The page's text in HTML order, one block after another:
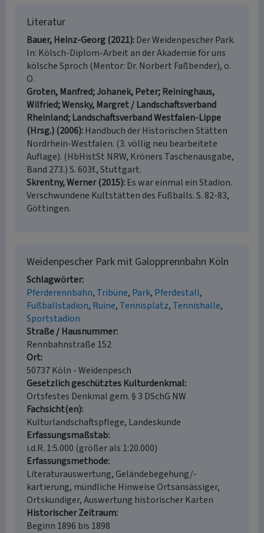
Literatur
Bauer, Heinz-Georg (2021) Der Weidenpescher Park.
In: Kölsch-Diplom-Arbeit an der Akademie för uns
kölsche Sproch (Mentor: Dr. Norbert Faßbender), o.
O.
Groten, Manfred; Johanek, Peter; Reininghaus,
Wilfried; Wensky, Margret / Landschaftsverband
Rheinland; Landschaftsverband Westfalen-Lippe
(Hrsg.) (2006) Handbuch der Historischen Stätten
Nordrhein-Westfalen. (3. völlig neu bearbeitete
Auflage). (HbHistSt NRW, Kröners Taschenausgabe,
Band 273.) S. 603f., Stuttgart.
Skrentny, Werner (2015) Es war einmal ein Stadion.
Verschwundene Kultstätten des Fußballs. S. 82-83,
Göttingen.
Weidenpescher Park mit Galopprennbahn Köln
Schlagwörter
Pferderennbahn Tribüne Park Pferdestall
Fußballstadion Ruine Tennisplatz Tennishalle
Sportstadion
Straße / Hausnummer
Rennbahnstraße 152
Ort
50737 Köln - Weidenpesch
Gesetzlich geschütztes Kulturdenkmal
Ortsfestes Denkmal gem. § 3 DSchG NW
Fachsicht(en)
Kulturlandschaftspflege, Landeskunde
Erfassungsmaßstab
i.d.R. 1:5.000 (größer als 1:20.000)
Erfassungsmethode
Literaturauswertung, Geländebegehung/-
kartierung, mündliche Hinweise Ortsansässiger,
Ortskundiger, Auswertung historischer Karten
Historischer Zeitraum
Beginn 1896 bis 1898